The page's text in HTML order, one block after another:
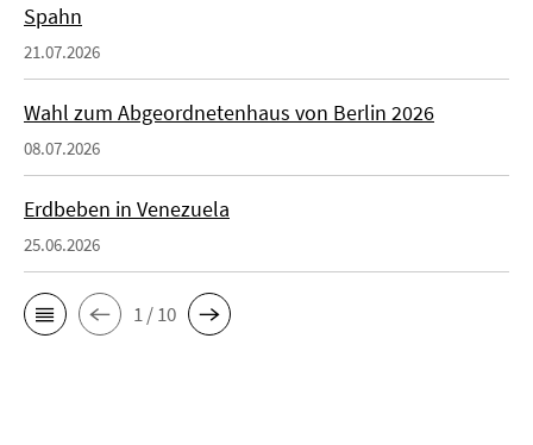
Spahn
21.07.2026
Wahl zum Abgeordnetenhaus von Berlin 2026
08.07.2026
Erdbeben in Venezuela
25.06.2026
1 / 10